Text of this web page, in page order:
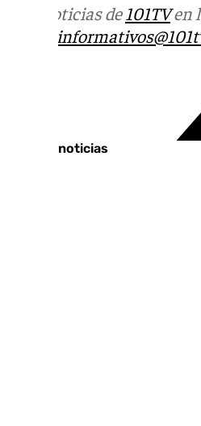
Más noticias de 101TVen
Últimas noticias